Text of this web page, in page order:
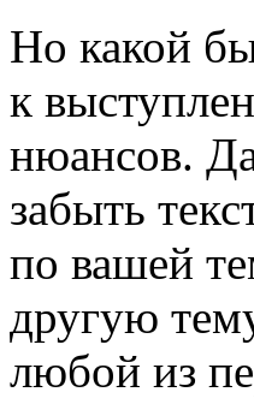
Но какой
к
нюансов.
забыть
по вашей
другую
любой из